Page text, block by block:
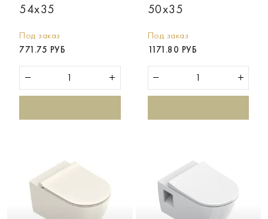
54x35
Под заказ
771.75 РУБ
50x35
Под заказ
1171.80 РУБ